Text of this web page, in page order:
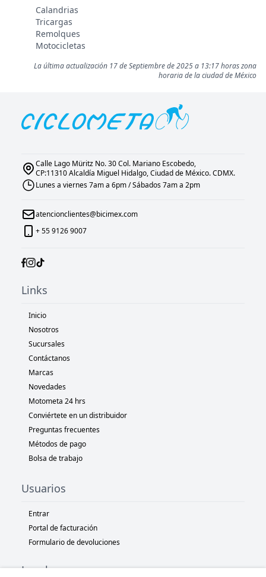
Calandrias
Tricargas
Remolques
Motocicletas
La última actualización 17 de Septiembre de 2025 a 13:17 horas zona
horaria de la ciudad de México
Calle Lago Müritz No. 30 Col. Mariano Escobedo,
CP:11310 Alcaldía Miguel Hidalgo, Ciudad de México. CDMX.
Lunes a viernes 7am a 6pm / Sábados 7am a 2pm
atencionclientes@bicimex.com
+ 55 9126 9007
Links
Inicio
Nosotros
Sucursales
Contáctanos
Marcas
Novedades
Motometa 24 hrs
Conviértete en un distribuidor
Preguntas frecuentes
Métodos de pago
Bolsa de trabajo
Usuarios
Entrar
Portal de facturación
Formulario de devoluciones
Legal